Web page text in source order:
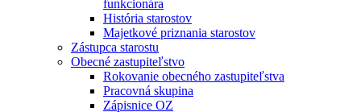
funkcionára
História starostov
Majetkové priznania starostov
Zástupca starostu
Obecné zastupiteľstvo
Rokovanie obecného zastupiteľstva
Pracovná skupina
Zápisnice OZ